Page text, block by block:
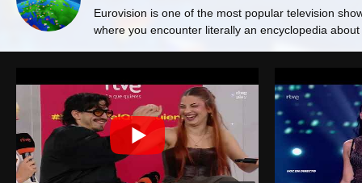
Eurovision is one of the most popular television
where you encounter literally an encyclopedia